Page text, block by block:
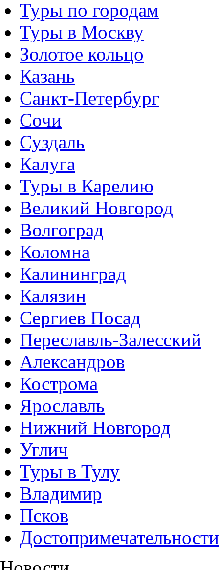
Туры по городам
Туры в Москву
Золотое кольцо
Казань
Санкт-Петербург
Сочи
Суздаль
Калуга
Туры в Карелию
Великий Новгород
Волгоград
Коломна
Калининград
Калязин
Сергиев Посад
Переславль-Залесский
Александров
Кострома
Ярославль
Нижний Новгород
Углич
Туры в Тулу
Владимир
Псков
Достопримечательности